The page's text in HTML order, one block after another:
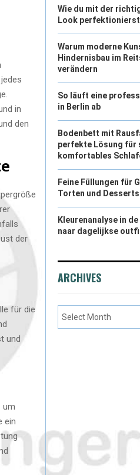
in
den
der
für die
und
um
ein
Wie du mit der
Look perfektionierst
Warum moderne
Hindernisbau im
verändern
So läuft eine
in Berlin ab
Bodenbett mit
perfekte Lösung für
komfortables
Feine Füllungen für
Torten und
Kleurenanalyse in
naar dagelijkse
ARCHIVES